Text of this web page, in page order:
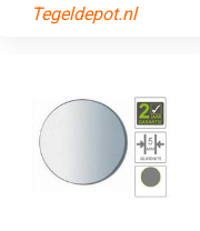
Tegeldepot.nl